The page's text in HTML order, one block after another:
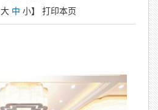
大 中 小】 打印本页